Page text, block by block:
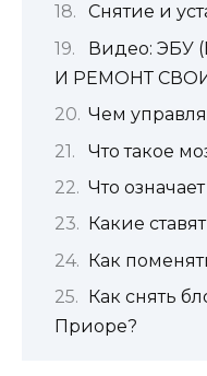
Снятие и
Видео: ЭБУ
И РЕМОНТ
Чем
Что такое
Что
Какие
Как
Как снять
Приоре?